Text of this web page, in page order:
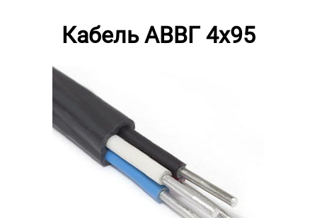
Кабель АВВГ 4х95